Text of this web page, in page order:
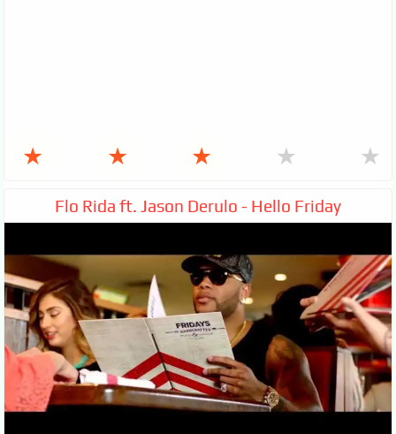
★ ★ ★ ★ ★
Flo Rida ft. Jason Derulo - Hello Friday